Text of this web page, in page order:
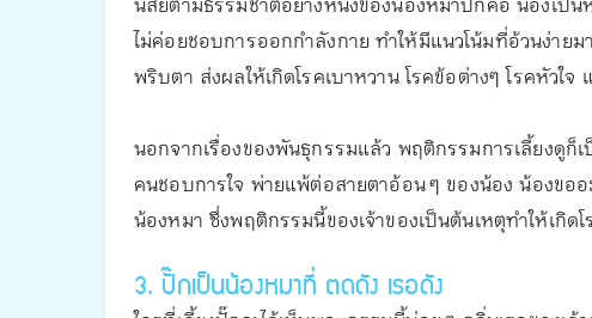
ไม่ค่อยชอบการออกกำลังกาย ทำให้มีแนวโน้มที่อ้วนง่าย
พริบตา ส่งผลให้เกิดโรคเบาหวาน โรคข้อต่างๆ โรคหัวใจ
นอกจากเรื่องของพันธุกรรมแล้ว พฤติกรรมการเลี้ยงดูก็
คนชอบการใจ พ่ายแพ้ต่อสายตาอ้อน ๆ ของน้อง น้องขอ
น้องหมา ซึ่งพฤติกรรมนี้ของเจ้าของเป็นต้นเหตุทำให้เกิด
3. ปั๊กเป็นน้องหมาที่ ตดดัง เรอดัง